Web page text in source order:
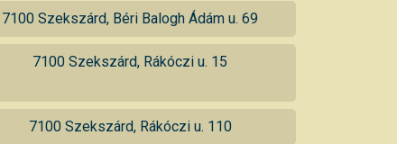
7100 Szekszárd, Béri Balogh Ádám u. 69
7100 Szekszárd, Rákóczi u. 15
7100 Szekszárd, Rákóczi u. 110